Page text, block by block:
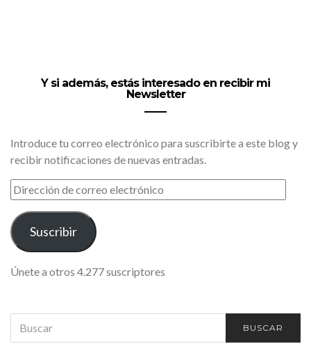
Y si además, estás interesado en recibir mi
Newsletter
Introduce tu correo electrónico para suscribirte a este blog y
recibir notificaciones de nuevas entradas.
DIRECCIÓN
DE
CORREO
ELECTRÓNICO
Suscribir
Únete a otros 4.277 suscriptores
FOR:
BUSCAR